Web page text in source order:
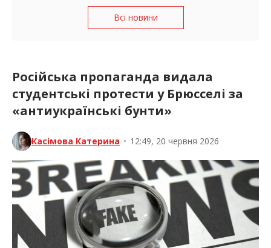
Всі новини
Російська пропаганда видала
студентські протести у Брюсселі за
«антиукраїнські бунти»
Касімова Катерина • 12:49, 20 червня 2026